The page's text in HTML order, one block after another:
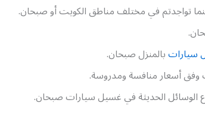
سياراتبالمنزل صبحان.
أسعار منافسة ومدروسة.
الوسائل الحديثة في غسيل سيارات صبحان.